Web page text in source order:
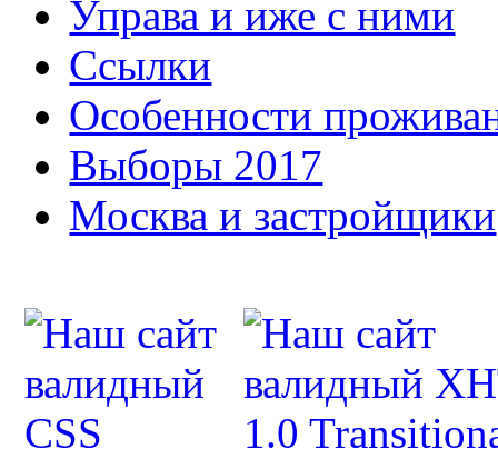
Управа и иже с ними
Ссылки
Особенности
Выборы 2017
Москва и застройщики